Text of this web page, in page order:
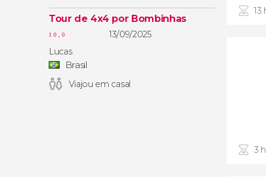
Tour de 4x4 por Bombinhas
10,0
13/09/2025
Lucas
Brasil
Viajou em casal
13
3